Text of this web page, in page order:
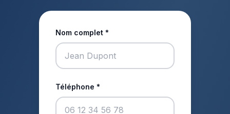
Nom complet *
Téléphone *